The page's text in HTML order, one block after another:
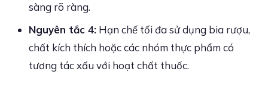
sàng rõ ràng.
Nguyên tắc 4: Hạn chế tối đa sử dụng bia rượu,
chất kích thích hoặc các nhóm thực phẩm có
tương tác xấu với hoạt chất thuốc.